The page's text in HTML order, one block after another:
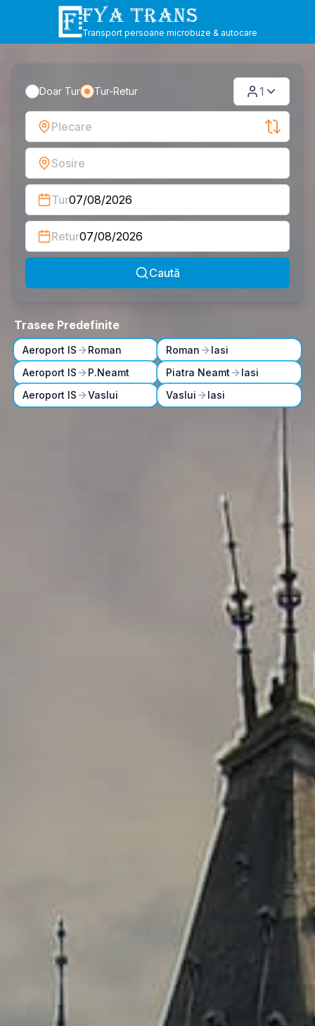
FYA TRANS
Transport persoane microbuze & autocare
Doar Tur Tur-Retur 1
Plecare
Sosire
Tur07/08/2026
Retur07/08/2026
Caută
Trasee Predefinite
Aeroport IS
Roman
Aeroport IS
P.Neamt
Aeroport IS
Vaslui
Roman
Iasi
Piatra Neamt
Iasi
Vaslui
Iasi